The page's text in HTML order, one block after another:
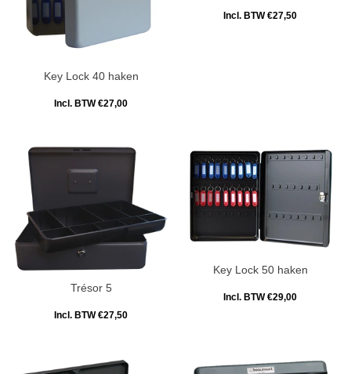
Key Lock 40 haken
Incl. BTW €27,00
Incl. BTW €27,50
Trésor 5
Incl. BTW €27,50
Key Lock 50 haken
Incl. BTW €29,00